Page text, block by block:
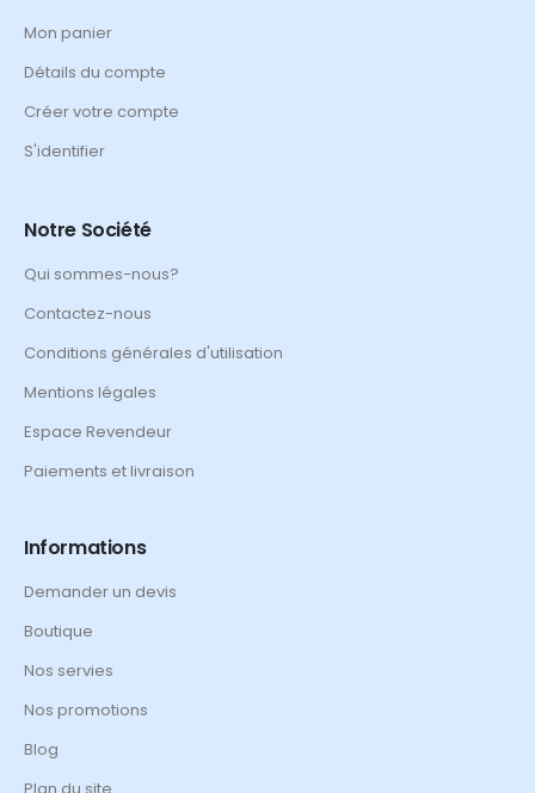
Mon panier
Détails du compte
Créer votre compte
S'identifier
Notre Société
Qui sommes-nous?
Contactez-nous
Conditions générales d'utilisation
Mentions légales
Espace Revendeur
Paiements et livraison
Informations
Demander un devis
Boutique
Nos servies
Nos promotions
Blog